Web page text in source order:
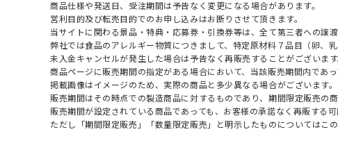
商品仕様や発送日、受注期間は予告なく変更になる場合があります。
営利目的及び転売目的でのお申し込みはお断りさせて頂きます。
当サイトに関わる景品・特典・応募券・引換券等は、全て第三者への譲
弊社では食品のアレルギー物質につきまして、特定原材料７品目（卵、
未入金キャンセルが発生した場合は予告なく再販売することがございま
商品ページに販売期間の指定がある場合において、当該販売期間内であ
掲載画像はイメージのため、実際の商品と多少異なる場合がございます。
販売期間はその時点での製造商品に対するものであり、期間限定販売の
販売期間が設定されている商品であっても、お客様の承諾なく再販する
ただし「期間限定販売」「数量限定販売」と明示したものについてはこの